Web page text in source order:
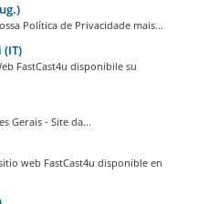
Política de Privacidade mais...
FastCast4u disponibile su
Gerais - Site da...
web FastCast4u disponible en